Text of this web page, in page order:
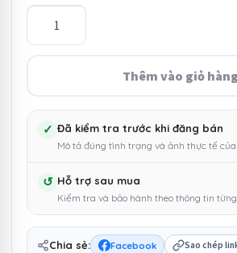
5
Switch
bàn
phím
lượng
Thêm vào giỏ hàng
✓ Đã kiểm tra trước khi đăng bán
Mô tả đúng tình trạng và ảnh thực tế
↺ Hỗ trợ sau mua
Kiểm tra và bảo hành theo thông tin
Chia sẻ: Facebook Sao chép